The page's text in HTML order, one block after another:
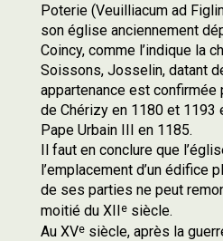
Poterie (Veuilliacum ad
son église anciennement
Coincy, comme l’indique la
Soissons, Josselin, datant
appartenance est confirmée
de Chérizy en 1180 et 1193
Pape Urbain III en 1185.
Il faut en conclure que
l’emplacement d’un édifice
de ses parties ne peut
moitié du XIIesiècle.
Au XVesiècle, après la